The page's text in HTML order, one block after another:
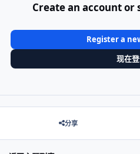
Create an account
Register a
现在
分享